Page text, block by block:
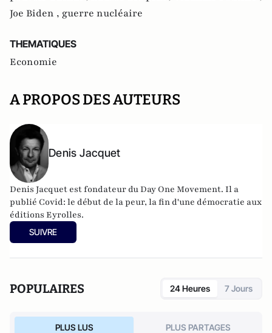
Joe Biden , guerre nucléaire
THEMATIQUES
Economie
A PROPOS DES AUTEURS
Denis Jacquet
Denis Jacquet est fondateur du Day One Movement. Il a
publié Covid: le début de la peur, la fin d'une démocratie aux
éditions Eyrolles.
SUIVRE
POPULAIRES 24 Heures 7 Jours
PLUS LUS PLUS PARTAGES